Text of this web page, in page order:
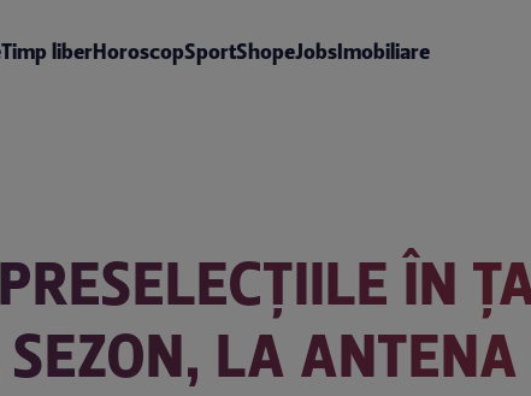
Timp liberHoroscopSportShopeJobsImobiliare
ÎN
LA ANTENA